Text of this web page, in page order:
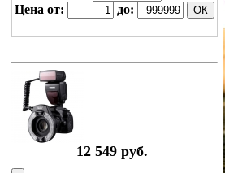
Цена от:
до:
12 549 руб.